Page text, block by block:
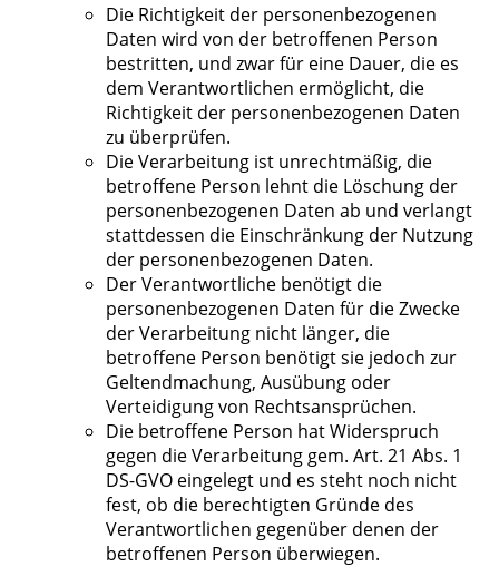
Die Richtigkeit der personenbezogenen
Daten wird von der betroffenen Person
bestritten, und zwar für eine Dauer, die es
dem Verantwortlichen ermöglicht, die
Richtigkeit der personenbezogenen Daten
zu überprüfen.
Die Verarbeitung ist unrechtmäßig, die
betroffene Person lehnt die Löschung der
personenbezogenen Daten ab und verlangt
stattdessen die Einschränkung der Nutzung
der personenbezogenen Daten.
Der Verantwortliche benötigt die
personenbezogenen Daten für die Zwecke
der Verarbeitung nicht länger, die
betroffene Person benötigt sie jedoch zur
Geltendmachung, Ausübung oder
Verteidigung von Rechtsansprüchen.
Die betroffene Person hat Widerspruch
gegen die Verarbeitung gem. Art. 21 Abs. 1
DS-GVO eingelegt und es steht noch nicht
fest, ob die berechtigten Gründe des
Verantwortlichen gegenüber denen der
betroffenen Person überwiegen.